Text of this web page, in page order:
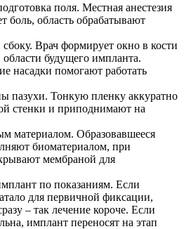
поля. Местная анестезия
боль, область обрабатывают
Врач формирует окно в кости
будущего импланта.
насадки помогают работать
пазухи. Тонкую пленку аккуратно
стенки и приподнимают на
материалом. Образовавшееся
биоматериалом, при
мембраной для
по показаниям. Если
для первичной фиксации,
– так лечение короче. Если
имплант переносят на этап